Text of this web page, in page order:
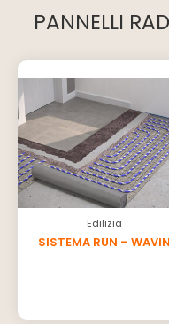
PANNELLI
Edilizia
SISTEMA RUN – WAVIN